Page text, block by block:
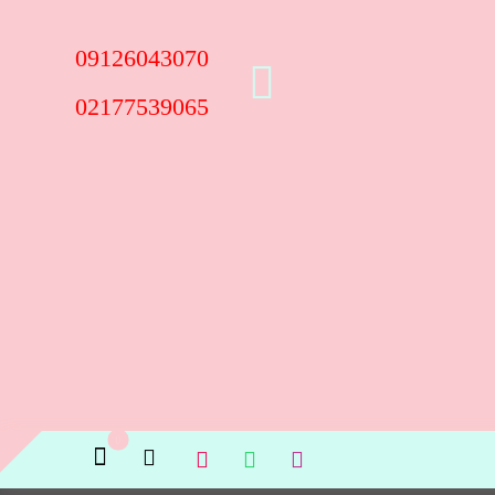
09126043070
02177539065